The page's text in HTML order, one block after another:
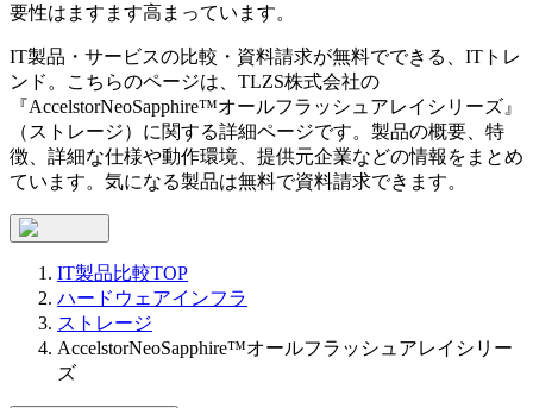
要性はますます高まっています。
IT製品・サービスの比較・資料請求が無料でできる、ITトレ
ンド。こちらのページは、 TLZS株式会社の
『AccelstorNeoSapphire™オールフラッシュアレイシリーズ 』
（ ストレージ）に関する詳細ページです。製品の概要、特
徴、詳細な仕様や動作環境、提供元企業などの情報をまとめ
ています。気になる製品は無料で資料請求できます。
IT製品比較TOP
ハードウェアインフラ
ストレージ
AccelstorNeoSapphire™オールフラッシュアレイシリー
ズ